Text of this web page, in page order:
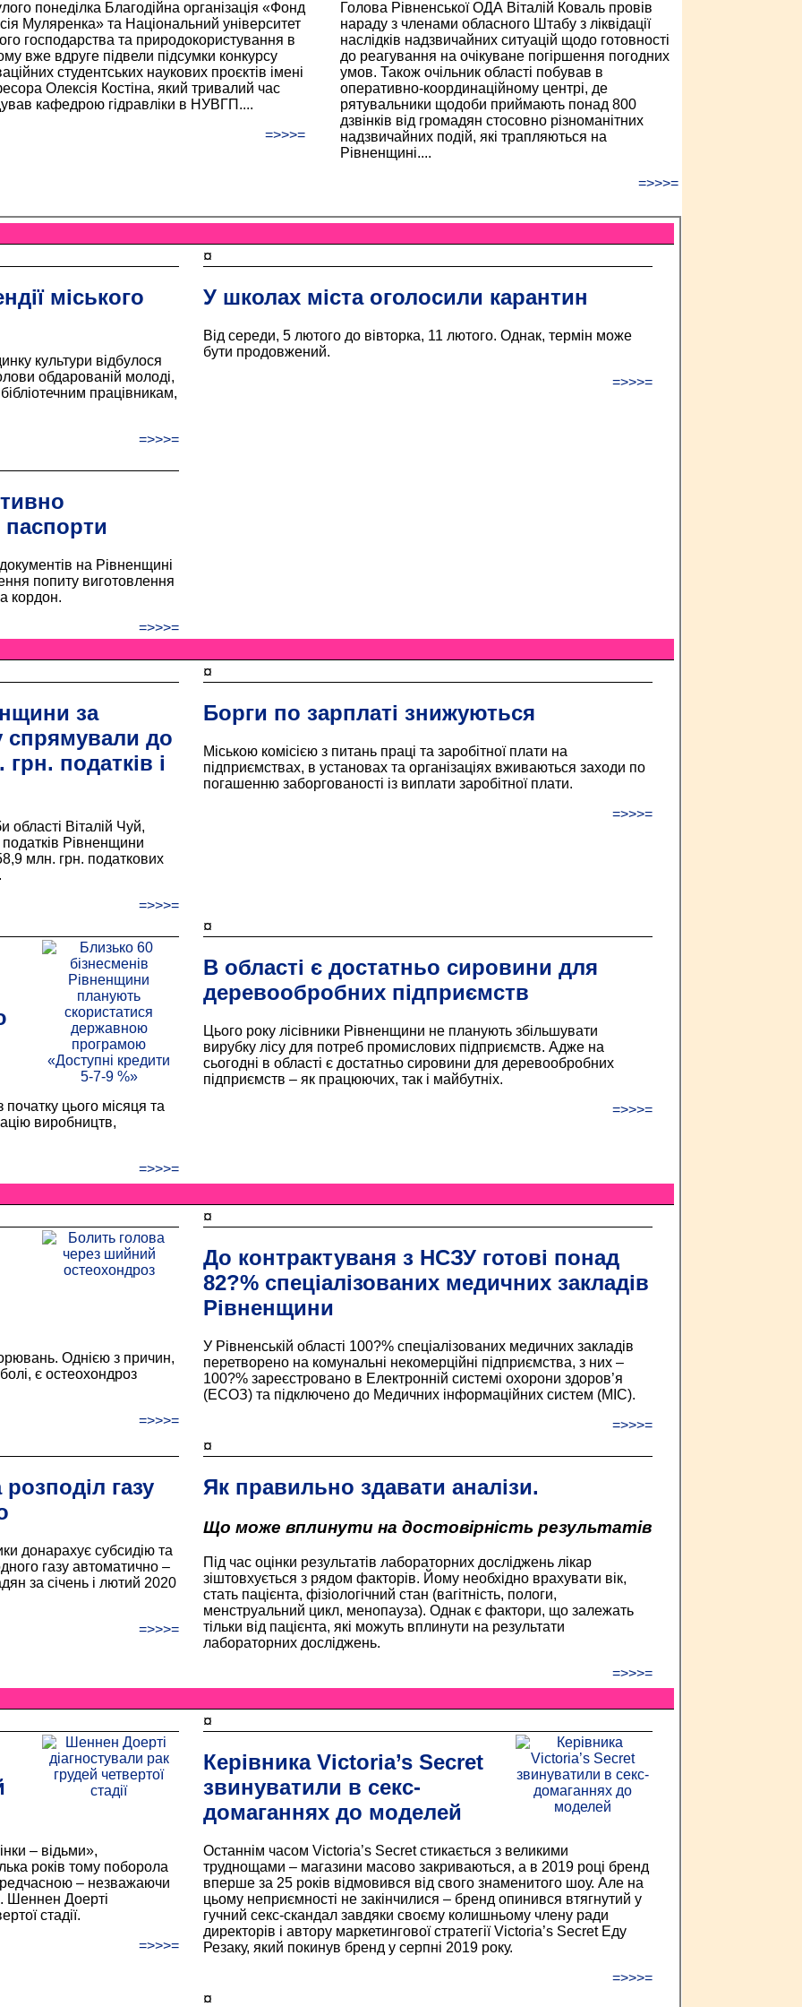
понеділка Благодійна організація «Фонд
Муляренка» та Національний університет
господарства та природокористування в
вже вдруге підвели підсумки конкурсу
студентських наукових проєктів імені
Олексія Костіна, який тривалий час
кафедрою гідравліки в НУВГП....
=>>>=
Голова Рівненської ОДА Віталій Коваль провів
нараду з членами обласного Штабу з ліквідації
наслідків надзвичайних ситуацій щодо готовності
до реагування на очікуване погіршення погодних
умов. Також очільник області побував в
оперативно-координаційному центрі, де
рятувальники щодоби приймають понад 800
дзвінків від громадян стосовно різноманітних
надзвичайних подій, які трапляються на
Рівненщині....
=>>>=
міського
культури відбулося
обдарованій молоді,
працівникам,
=>>>=
¤
У школах міста оголосили карантин
Від середи, 5 лютого до вівторка, 11 лютого. Однак, термін може
бути продовжений.
=>>>=
на Рівненщині
попиту виготовлення
кордон.
=>>>=
за
спрямували до
податків і
області Віталій Чуй,
Рівненщини
млн. грн. податкових
=>>>=
¤
Борги по зарплаті знижуються
Міською комісією з питань праці та заробітної плати на
підприємствах, в установах та організаціях вживаються заходи по
погашенню заборгованості із виплати заробітної плати.
=>>>=
цього місяця та
виробництв,
=>>>=
¤
В області є достатньо сировини для
деревообробних підприємств
Цього року лісівники Рівненщини не планують збільшувати
вирубку лісу для потреб промислових підприємств. Адже на
сьогодні в області є достатньо сировини для деревообробних
підприємств – як працюючих, так і майбутніх.
=>>>=
Однією з причин,
є остеохондроз
=>>>=
¤
До контрактуваня з НСЗУ готові понад
82?% спеціалізованих медичних закладів
Рівненщини
У Рівненській області 100?% спеціалізованих медичних закладів
перетворено на комунальні некомерційні підприємства, з них –
100?% зареєстровано в Електронній системі охорони здоров’я
(ЕСОЗ) та підключено до Медичних інформаційних систем (МІС).
=>>>=
газу
донарахує субсидію та
газу автоматично –
за січень і лютий 2020
=>>>=
¤
Як правильно здавати аналізи.
Що може вплинути на достовірність результатів
Під час оцінки результатів лабораторних досліджень лікар
зіштовхується з рядом факторів. Йому необхідно врахувати вік,
стать пацієнта, фізіологічний стан (вагітність, пологи,
менструальний цикл, менопауза). Однак є фактори, що залежать
тільки від пацієнта, які можуть вплинути на результати
лабораторних досліджень.
=>>>=
– відьми»,
років тому поборола
– незважаючи
Шеннен Доерті
стадії.
=>>>=
¤
Керівника Victoria’s Secret
звинуватили в секс-
домаганнях до моделей
Останнім часом Victoria’s Secret стикається з великими
труднощами – магазини масово закриваються, а в 2019 році бренд
вперше за 25 років відмовився від свого знаменитого шоу. Але на
цьому неприємності не закінчилися – бренд опинився втягнутий у
гучний секс-скандал завдяки своєму колишньому члену ради
директорів і автору маркетингової стратегії Victoria’s Secret Еду
Резаку, який покинув бренд у серпні 2019 року.
=>>>=
¤